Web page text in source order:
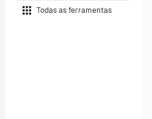
Todas as ferramentas